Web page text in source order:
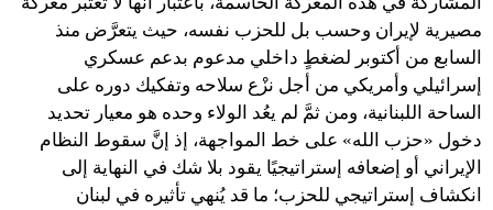
مصيرية لإيران وحسب بل للحزب نفسه، حيث يتعرَّض منذ
السابع من أكتوبر لضغطٍ داخلي مدعوم بدعم عسكري
إسرائيلي وأمريكي من أجل نزْع سلاحه وتفكيك دوره على
الساحة اللبنانية، ومن ثمَّ لم يعُد الولاء وحده هو معيار تحديد
دخول «حزب الله» على خط المواجهة، إذ إنَّ سقوط النظام
الإيراني أو إضعافه إستراتيجيًا يقود بلا شك في النهاية إلى
انكشاف إستراتيجي للحزب؛ ما قد يُنهي تأثيره في لبنان